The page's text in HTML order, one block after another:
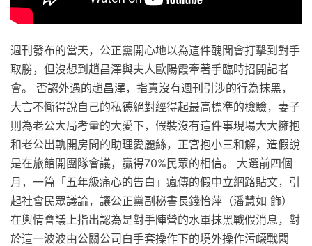
週刊發布的當天，公正黨開心地以為這件醜聞會打擊到對手
取勝，但沒想到趙昌澤與夫人歐陽霞牽著手臨時招開記者
會。 否認外遇的趙昌澤，指責沒有週刊引涉的行為抹黑，
大言不慚得說自己的私德絕對經得起最高標準的檢驗，妻子
則為老公大局考量的大愛下，假裝沒有這件事現場大大擁抱
和老公出軌開房間的助理愛麗絲，正宮抱小三和解，造假說
是在旅館開團隊會議，贏得70%民眾的相信。 大選前四個
月，一篇「五年級痛心的告白」瘋傳的假中立網路貼文，引
起社會民眾議論，讓公正黨副秘書長錢怡萍（潘慧如 飾）
在輿情會議上指出認為是對手陣營的水軍抹黑戰假消息，對
於這一波波由公關公司白手套操作下的境外操作污衊戰闢